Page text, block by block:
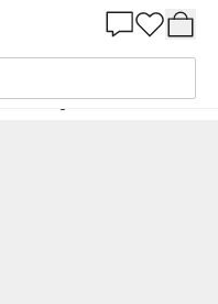
Bestelling door NCS 6020-R